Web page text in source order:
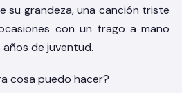
su grandeza, una canción triste
con un trago a mano
de juventud.
cosa puedo hacer?